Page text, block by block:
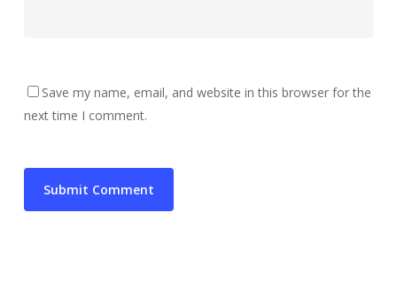
Save my name, email, and website in this browser for the
next time I comment.